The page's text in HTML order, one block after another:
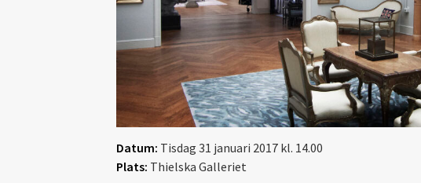
Datum: Tisdag 31 januari 2017 kl. 14.00
Plats: Thielska Galleriet